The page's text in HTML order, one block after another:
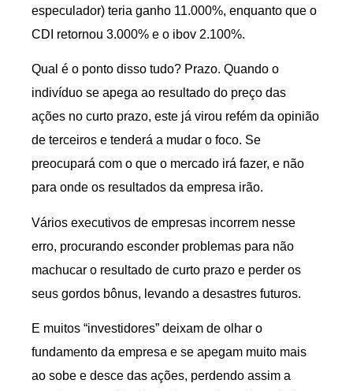
especulador) teria ganho 11.000%, enquanto que o
CDI retornou 3.000% e o ibov 2.100%.
Qual é o ponto disso tudo? Prazo. Quando o
indivíduo se apega ao resultado do preço das
ações no curto prazo, este já virou refém da opinião
de terceiros e tenderá a mudar o foco. Se
preocupará com o que o mercado irá fazer, e não
para onde os resultados da empresa irão.
Vários executivos de empresas incorrem nesse
erro, procurando esconder problemas para não
machucar o resultado de curto prazo e perder os
seus gordos bônus, levando a desastres futuros.
E muitos “investidores” deixam de olhar o
fundamento da empresa e se apegam muito mais
ao sobe e desce das ações, perdendo assim a